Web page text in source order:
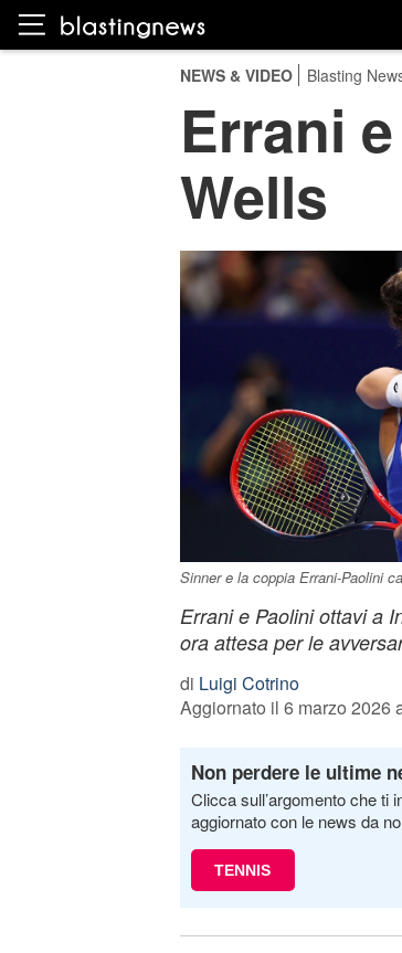
NEWS & VIDEO Blasting
Errani
Wells
Sinner e la coppia Errani-Paolini
Errani e Paolini ottavi a
ora attesa per le
di Luigi Cotrino
Aggiornato il 6 marzo 2026
Non perdere le ultime
Clicca sull’argomento che ti
aggiornato con le news da
TENNIS